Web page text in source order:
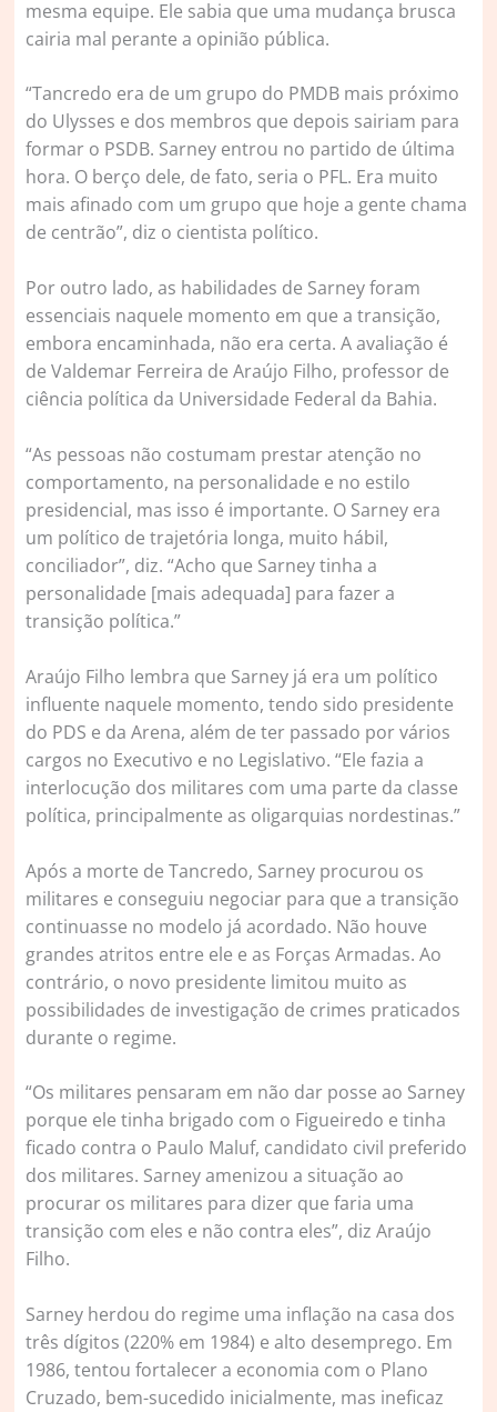
mesma equipe. Ele sabia que uma mudança brusca
cairia mal perante a opinião pública.
“Tancredo era de um grupo do PMDB mais próximo
do Ulysses e dos membros que depois sairiam para
formar o PSDB. Sarney entrou no partido de última
hora. O berço dele, de fato, seria o PFL. Era muito
mais afinado com um grupo que hoje a gente chama
de centrão”, diz o cientista político.
Por outro lado, as habilidades de Sarney foram
essenciais naquele momento em que a transição,
embora encaminhada, não era certa. A avaliação é
de Valdemar Ferreira de Araújo Filho, professor de
ciência política da Universidade Federal da Bahia.
“As pessoas não costumam prestar atenção no
comportamento, na personalidade e no estilo
presidencial, mas isso é importante. O Sarney era
um político de trajetória longa, muito hábil,
conciliador”, diz. “Acho que Sarney tinha a
personalidade [mais adequada] para fazer a
transição política.”
Araújo Filho lembra que Sarney já era um político
influente naquele momento, tendo sido presidente
do PDS e da Arena, além de ter passado por vários
cargos no Executivo e no Legislativo. “Ele fazia a
interlocução dos militares com uma parte da classe
política, principalmente as oligarquias nordestinas.”
Após a morte de Tancredo, Sarney procurou os
militares e conseguiu negociar para que a transição
continuasse no modelo já acordado. Não houve
grandes atritos entre ele e as Forças Armadas. Ao
contrário, o novo presidente limitou muito as
possibilidades de investigação de crimes praticados
durante o regime.
“Os militares pensaram em não dar posse ao Sarney
porque ele tinha brigado com o Figueiredo e tinha
ficado contra o Paulo Maluf, candidato civil preferido
dos militares. Sarney amenizou a situação ao
procurar os militares para dizer que faria uma
transição com eles e não contra eles”, diz Araújo
Filho.
Sarney herdou do regime uma inflação na casa dos
três dígitos (220% em 1984) e alto desemprego. Em
1986, tentou fortalecer a economia com o Plano
Cruzado, bem-sucedido inicialmente, mas ineficaz